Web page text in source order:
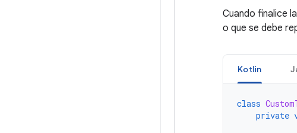
Cuando finalice
o que se debe
Kotlin
class
private